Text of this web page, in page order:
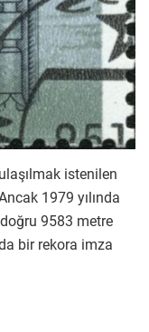
istenilen
1979 yılında
9583 metre
bir rekora imza